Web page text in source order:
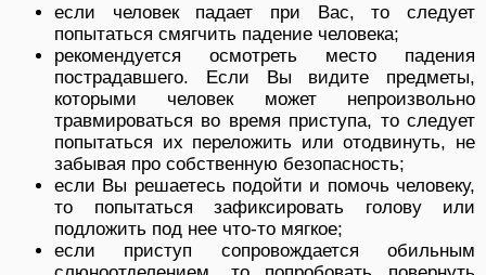
если человек падает при Вас, то следует
попытаться смягчить падение человека;
рекомендуется осмотреть место падения
пострадавшего. Если Вы видите предметы,
которыми человек может непроизвольно
травмироваться во время приступа, то следует
попытаться их переложить или отодвинуть, не
забывая про собственную безопасность;
если Вы решаетесь подойти и помочь человеку,
то попытаться зафиксировать голову или
подложить под нее что-то мягкое;
если приступ сопровождается обильным